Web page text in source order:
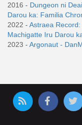
2016 - Dungeon ni
Darou ka: Familia
2022 - Astraea
Machigatte Iru Darou
2023 - Argonaut -